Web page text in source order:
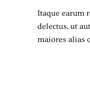
Itaque earum
delectus, ut
maiores alias